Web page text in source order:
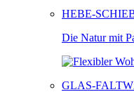
HEBE-
Die Natur mit
GLAS-